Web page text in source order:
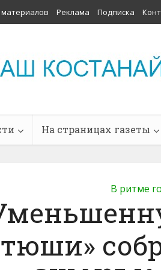
Реклама Подписка
На страницах газеты
В ритме